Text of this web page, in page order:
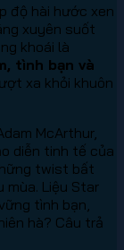
độ hài hước xen
xuyên suốt
khoái là
tình bạn và
xa khỏi khuôn
McArthur,
diễn tinh tế của
twist bất
mùa. Liệu Star
tình bạn,
hà? Câu trả